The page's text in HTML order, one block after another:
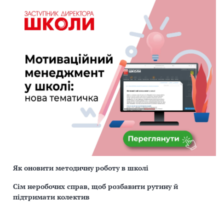
Як оновити методичну роботу в школі
Сім неробочих справ, щоб розбавити рутину й
підтримати колектив